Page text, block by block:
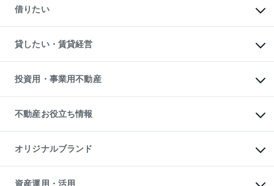
中古一戸建ての購入
不動産購入の流れ
注目キーワード物件特集
購入ガイド
English 繁体中文簡体中文
一戸建ての売却・査定
土地の売却・査定
スピードAI査定
不動産査定について
不動産売却の流れ
不動産買換えの流れ
売却ガイド
借りたい
オフィス・店舗の賃貸
借りるときの流れ
借りるガイド
貸したい・賃貸経営
マンション賃料データ
賃貸管理プラン
リロケーションについて
貸すガイド
投資用・事業用不動産
事業用不動産
マンション投資
投資用マンション
アパート経営
収益物件
ビル購入（ビル一棟）
不動産お役立ち情報
マンションライブラリー
人気マンションランキング
暮らしに役立つ不動産メディア
オリジナルブランド
一棟リノベーションマンション
資産運用・活用